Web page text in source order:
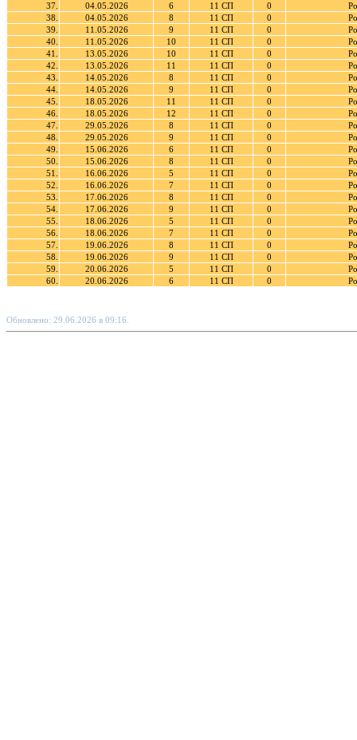
37.
04.05.2026 6 11 СП 0
38.
04.05.2026 8 11 СП 0
39.
11.05.2026 9 11 СП 0
40.
11.05.2026 10 11 СП 0
41.
13.05.2026 10 11 СП 0
42.
13.05.2026 11 11 СП 0
43.
14.05.2026 8 11 СП 0
44.
14.05.2026 9 11 СП 0
45.
18.05.2026 11 11 СП 0
46.
18.05.2026 12 11 СП 0
47.
29.05.2026 8 11 СП 0
48.
29.05.2026 9 11 СП 0
49.
15.06.2026 6 11 СП 0
50.
15.06.2026 8 11 СП 0
51.
16.06.2026 5 11 СП 0
52.
16.06.2026 7 11 СП 0
53.
17.06.2026 8 11 СП 0
54.
17.06.2026 9 11 СП 0
55.
18.06.2026 5 11 СП 0
56.
18.06.2026 7 11 СП 0
57.
19.06.2026 8 11 СП 0
58.
19.06.2026 9 11 СП 0
59.
20.06.2026 5 11 СП 0
60.
20.06.2026 6 11 СП 0
Обновлено: 29.06.2026 в 09:16.